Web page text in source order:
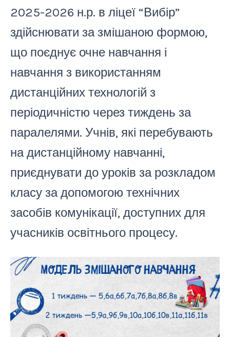
2025-2026 н.р. в ліцеї “Вибір”
здійснювати за змішаною формою,
що поєднує очне навчання і
навчання з використанням
дистанційних технологій з
періодичністю через тиждень за
паралелями. Учнів, які перебувають
на дистанційному навчанні,
приєднувати до уроків за розкладом
класу за допомогою технічних
засобів комунікації, доступних для
учасників освітнього процесу.